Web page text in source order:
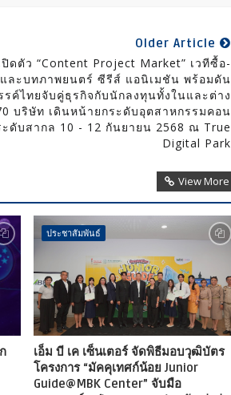
Older Article
ปิดตัว “Content Project Market” เวทีซื้อ-
ละบทภาพยนตร์ ซีรีส์ แอนิเมชัน พร้อมดัน
รค์ไทยจับคู่ธุรกิจกับนักลงทุนทั้งในและต่าง
บริษัท เดินหน้ายกระดับอุตสาหกรรมคอน
ะดับสากล 10 - 12 กันยายน 2568 ณ True
Digital Park
View More
ประชาสัมพันธ์
เอ็ม บี เค เซ็นเตอร์ จัดพิธีมอบวุฒิบัตร
โครงการ “มัคคุเทศก์น้อย Junior
Guide@MBK Center” จับมือ